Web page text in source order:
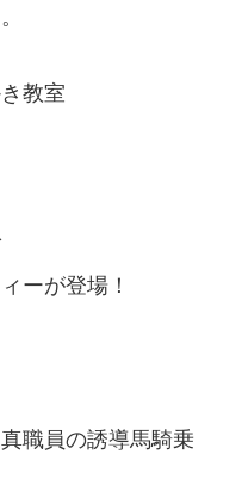
教室
ーが登場！
職員の誘導馬騎乗